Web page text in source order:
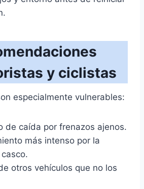
y ciclistas
especialmente vulnerables:
de caída por frenazos ajenos.
más intenso por la
otros vehículos que no los